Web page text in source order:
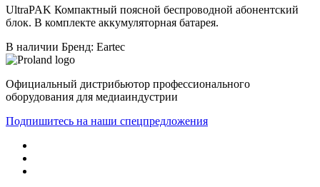
UltraPAK Компактный поясной беспроводной абонентский
блок. В комплекте аккумуляторная батарея.
В наличии Бренд: Eartec
Официальный дистрибьютор профессионального
оборудования для медиаиндустрии
Подпишитесь на наши спецпредложения